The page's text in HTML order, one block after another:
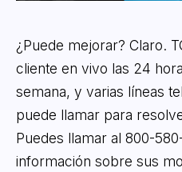
¿Puede mejorar? Claro.
cliente en vivo las 24
semana, y varias líneas
puede llamar para
Puedes llamar al 800-
información sobre sus